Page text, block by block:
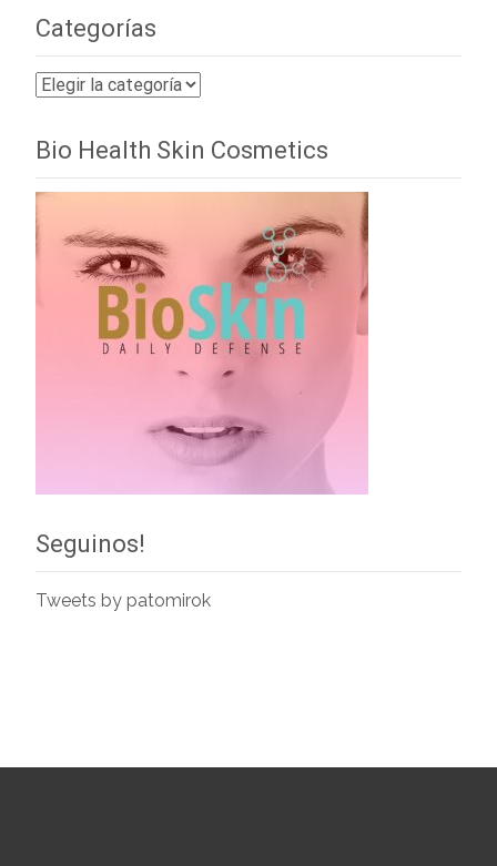
Categorías
Categorías
Bio Health Skin Cosmetics
Seguinos!
Tweets by patomirok